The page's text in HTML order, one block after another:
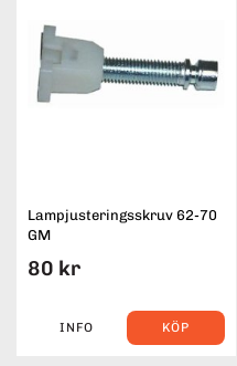
Lampjusteringsskruv 62-70
GM
80 kr
INFO KÖP